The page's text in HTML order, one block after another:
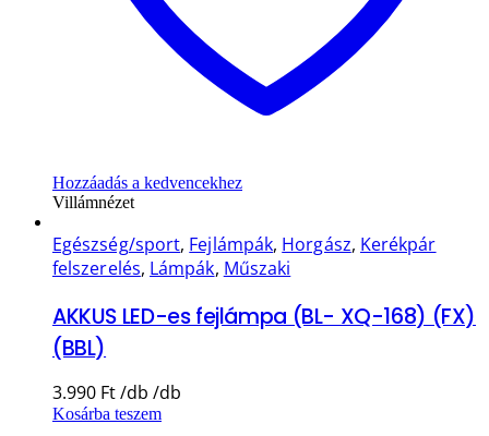
Hozzáadás a kedvencekhez
Villámnézet
Egészség/sport, Fejlámpák, Horgász, Kerékpár
felszerelés, Lámpák, Műszaki
AKKUS LED-es fejlámpa (BL- XQ-168) (FX)
(BBL)
3.990 Ft
Kosárba teszem